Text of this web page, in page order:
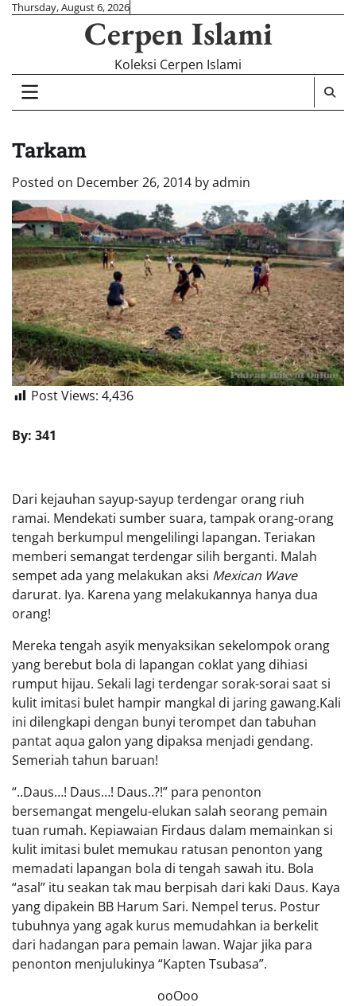
SkipThursday, August 6, 2026
Cerpen Islami
Koleksi Cerpen Islami
Tarkam
Posted on December 26, 2014 byadmin
Post Views: 4,436
By: 341
Dari kejauhan sayup-sayup terdengar orang riuh
ramai. Mendekati sumber suara, tampak orang-orang
tengah berkumpul mengelilingi lapangan. Teriakan
memberi semangat terdengar silih berganti. Malah
sempet ada yang melakukan aksi Mexican Wave
darurat. Iya. Karena yang melakukannya hanya dua
orang!
Mereka tengah asyik menyaksikan sekelompok orang
yang berebut bola di lapangan coklat yang dihiasi
rumput hijau. Sekali lagi terdengar sorak-sorai saat si
kulit imitasi bulet hampir mangkal di jaring gawang.Kali
ini dilengkapi dengan bunyi terompet dan tabuhan
pantat aqua galon yang dipaksa menjadi gendang.
Semeriah tahun baruan!
“..Daus…! Daus…! Daus..?!” para penonton
bersemangat mengelu-elukan salah seorang pemain
tuan rumah. Kepiawaian Firdaus dalam memainkan si
kulit imitasi bulet memukau ratusan penonton yang
memadati lapangan bola di tengah sawah itu. Bola
“asal” itu seakan tak mau berpisah dari kaki Daus. Kaya
yang dipakein BB Harum Sari. Nempel terus. Postur
tubuhnya yang agak kurus memudahkan ia berkelit
dari hadangan para pemain lawan. Wajar jika para
penonton menjulukinya “Kapten Tsubasa”.
ooOoo